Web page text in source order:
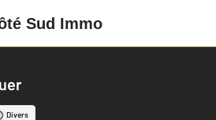
Sud Immo
Divers